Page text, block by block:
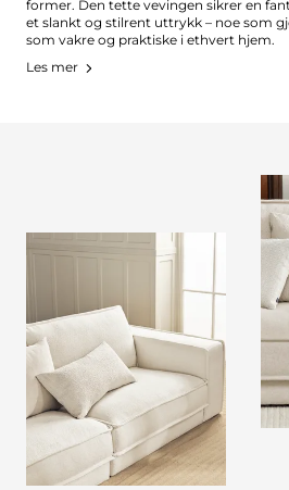
former. Den tette vevingen sikrer en
et slankt og stilrent uttrykk – noe som
som vakre og praktiske i ethvert hjem.
Les mer